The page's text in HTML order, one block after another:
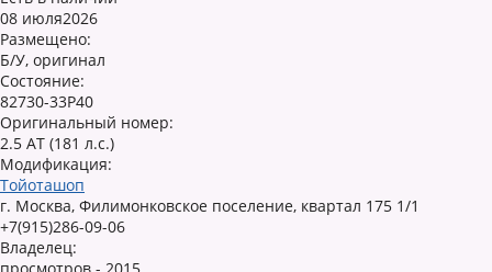
08 июля2026
Размещено:
Б/У, оригинал
Состояние:
82730-33P40
Оригинальный номер:
2.5 AT (181 л.с.)
Модификация:
Тойоташоп
г. Москва, Филимонковское поселение, квартал 175 1/1
+7(915)286-09-06
Владелец:
просмотров - 2015